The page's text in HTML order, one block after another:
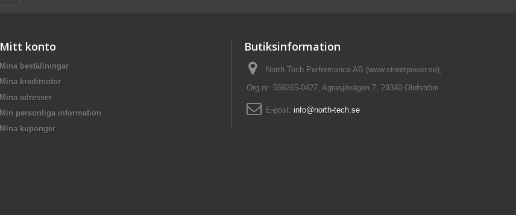
Mitt konto
Mina beställningar
Mina kreditnotor
Mina adresser
Min personliga information
Mina kuponger
Butiksinformation
North Tech Performance AB (www.streetpower.se),
Org.nr: 559265-0427, Agrasjövägen 7, 29340 Olofström
E-post: info@north-tech.se